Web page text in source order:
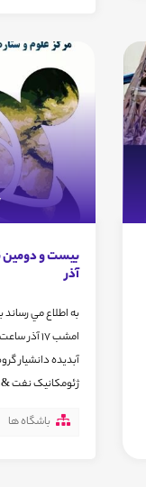
آذر
به اطلاع مي
امشب ۱۷
آبدیده دانشیار
ژئومکانیک نفت
باشگاه ها